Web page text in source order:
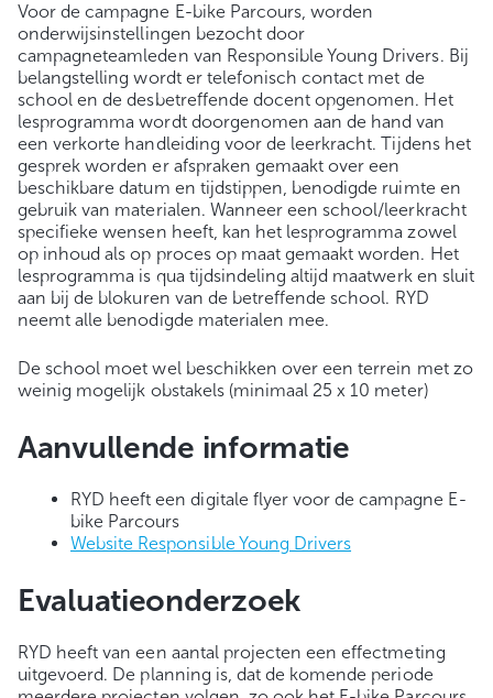
Voor de campagne E-bike Parcours, worden
onderwijsinstellingen bezocht door
campagneteamleden van Responsible Young Drivers. Bij
belangstelling wordt er telefonisch contact met de
school en de desbetreffende docent opgenomen. Het
lesprogramma wordt doorgenomen aan de hand van
een verkorte handleiding voor de leerkracht. Tijdens het
gesprek worden er afspraken gemaakt over een
beschikbare datum en tijdstippen, benodigde ruimte en
gebruik van materialen. Wanneer een school/leerkracht
specifieke wensen heeft, kan het lesprogramma zowel
op inhoud als op proces op maat gemaakt worden. Het
lesprogramma is qua tijdsindeling altijd maatwerk en sluit
aan bij de blokuren van de betreffende school. RYD
neemt alle benodigde materialen mee.
De school moet wel beschikken over een terrein met zo
weinig mogelijk obstakels (minimaal 25 x 10 meter)
Aanvullende informatie
RYD heeft een digitale flyer voor de campagne E-
bike Parcours
Website Responsible Young Drivers
Evaluatieonderzoek
RYD heeft van een aantal projecten een effectmeting
uitgevoerd. De planning is, dat de komende periode